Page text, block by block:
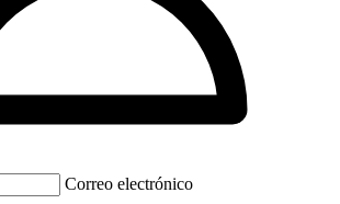
Correo electrónico